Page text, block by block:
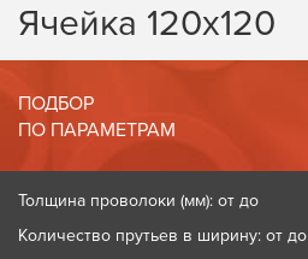
Ячейка 120х120
ПОДБОР
ПО ПАРАМЕТРАМ
Толщина проволоки (мм): от до
Количество прутьев в ширину: от до